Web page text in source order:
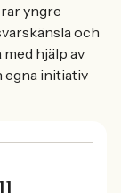
yngre
och
hjälp av
initiativ